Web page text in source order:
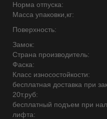
Норма отпуска:
Масса упаковки,кг:
Поверхность:
Замок:
Страна производитель:
Фаска:
Класс износостойкости:
бесплатная доставка при
20т.руб:
бесплатный подъем при
лифта: